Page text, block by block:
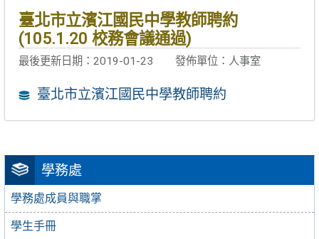
學務處
學務處成員與職掌
學生手冊
臺北市立濱江國民中學教師聘約
(105.1.20 校務會議通過)
最後更新日期：2019-01-23 發佈單位：人事室
臺北市立濱江國民中學教師聘約